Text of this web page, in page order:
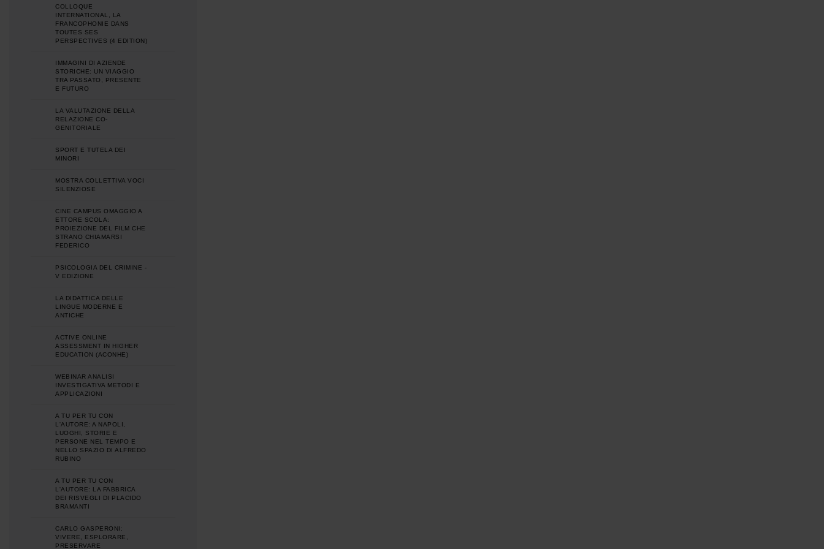
COLLOQUE
INTERNATIONAL, LA
FRANCOPHONIE DANS
TOUTES SES
PERSPECTIVES (4 EDITION)
IMMAGINI DI AZIENDE
STORICHE: UN VIAGGIO
TRA PASSATO, PRESENTE
E FUTURO
LA VALUTAZIONE DELLA
RELAZIONE CO-
GENITORIALE
SPORT E TUTELA DEI
MINORI
MOSTRA COLLETTIVA VOCI
SILENZIOSE
CINE CAMPUS OMAGGIO A
ETTORE SCOLA:
PROIEZIONE DEL FILM CHE
STRANO CHIAMARSI
FEDERICO
PSICOLOGIA DEL CRIMINE -
V EDIZIONE
LA DIDATTICA DELLE
LINGUE MODERNE E
ANTICHE
ACTIVE ONLINE
ASSESSMENT IN HIGHER
EDUCATION (ACONHE)
WEBINAR ANALISI
INVESTIGATIVA METODI E
APPLICAZIONI
A TU PER TU CON
L'AUTORE: A NAPOLI,
LUOGHI, STORIE E
PERSONE NEL TEMPO E
NELLO SPAZIO DI ALFREDO
RUBINO
A TU PER TU CON
L'AUTORE: LA FABBRICA
DEI RISVEGLI DI PLACIDO
BRAMANTI
CARLO GASPERONI:
VIVERE, ESPLORARE,
PRESERVARE